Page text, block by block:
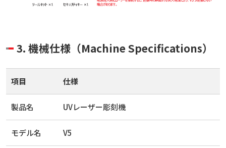
3. 機械仕様（Machine Specifications）
項目 仕様
製品名 UVレーザー彫刻機
モデル名 V5